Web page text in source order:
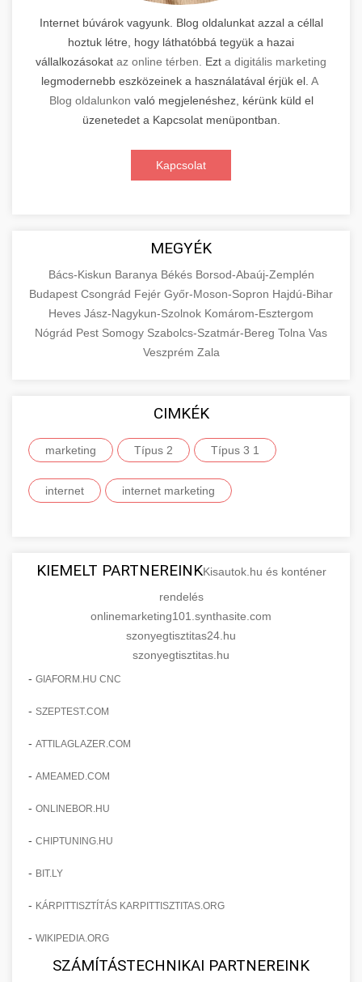
Internet búvárok vagyunk. Blog oldalunkat azzal a céllal
hoztuk létre, hogy láthatóbbá tegyük a hazai
vállalkozásokat az online térben. Ezt a digitális marketing
legmodernebb eszközeinek a használatával érjük el. A
Blog oldalunkon való megjelenéshez, kérünk küld el
üzenetedet a Kapcsolat menüpontban.
Kapcsolat
MEGYÉK
Bács-Kiskun Baranya Békés Borsod-Abaúj-Zemplén
Budapest Csongrád Fejér Győr-Moson-Sopron Hajdú-Bihar
Heves Jász-Nagykun-Szolnok Komárom-Esztergom
Nógrád Pest Somogy Szabolcs-Szatmár-Bereg Tolna Vas
Veszprém Zala
CIMKÉK
marketing Típus 2 Típus 3 1
internet internet marketing
KIEMELT PARTNEREINKKisautok.hu és konténer
rendelés
onlinemarketing101.synthasite.com
szonyegtisztitas24.hu
szonyegtisztitas.hu
- GIAFORM.HU CNC
- SZEPTEST.COM
- ATTILAGLAZER.COM
- AMEAMED.COM
- ONLINEBOR.HU
- CHIPTUNING.HU
- BIT.LY
- KÁRPITTISZTÍTÁS KARPITTISZTITAS.ORG
- WIKIPEDIA.ORG
SZÁMÍTÁSTECHNIKAI PARTNEREINK